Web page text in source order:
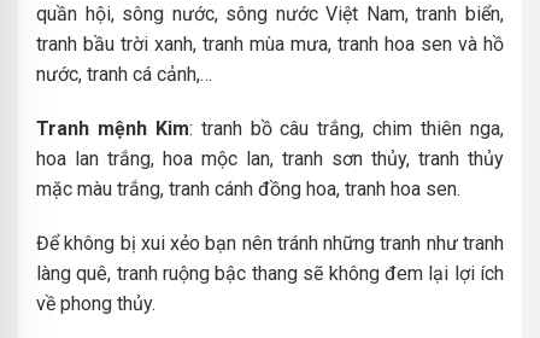
quần hội, sông nước, sông nước Việt Nam, tranh biển,
tranh bầu trời xanh, tranh mùa mưa, tranh hoa sen và hồ
nước, tranh cá cảnh,…
Tranh mệnh Kim: tranh bồ câu trắng, chim thiên nga,
hoa lan trắng, hoa mộc lan, tranh sơn thủy, tranh thủy
mặc màu trắng, tranh cánh đồng hoa, tranh hoa sen.
Để không bị xui xẻo bạn nên tránh những tranh như tranh
làng quê, tranh ruộng bậc thang sẽ không đem lại lợi ích
về phong thủy.